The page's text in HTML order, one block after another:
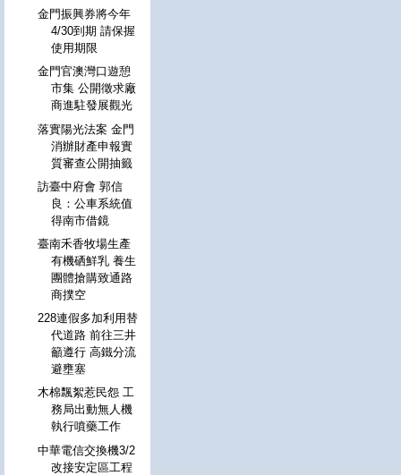
金門振興券將今年
4/30到期 請保握
使用期限
金門官澳灣口遊憩
市集 公開徵求廠
商進駐發展觀光
落實陽光法案 金門
消辦財產申報實
質審查公開抽籤
訪臺中府會 郭信
良：公車系統值
得南市借鏡
臺南禾香牧場生產
有機硒鮮乳 養生
團體搶購致通路
商撲空
228連假多加利用替
代道路 前往三井
籲遵行 高鐵分流
避壅塞
木棉飄絮惹民怨 工
務局出動無人機
執行噴藥工作
中華電信交換機3/2
改接安定區工程